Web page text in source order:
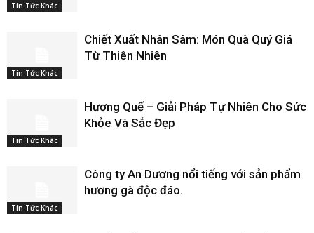
Tin Tức Khác
Tin Tức Khác
Chiết Xuất Nhân Sâm: Món Quà Quý Giá
Từ Thiên Nhiên
Tin Tức Khác
Hương Quế – Giải Pháp Tự Nhiên Cho Sức
Khỏe Và Sắc Đẹp
Tin Tức Khác
Công ty An Dương nổi tiếng với sản phẩm
hương gà độc đáo.